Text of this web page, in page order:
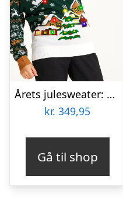
Årets julesweater: Santa Claus Is Coming To Town LED – dame / kvinder. Ugly Christmas Sweater lavet i Danmark
kr. 349,95
Gå til shop